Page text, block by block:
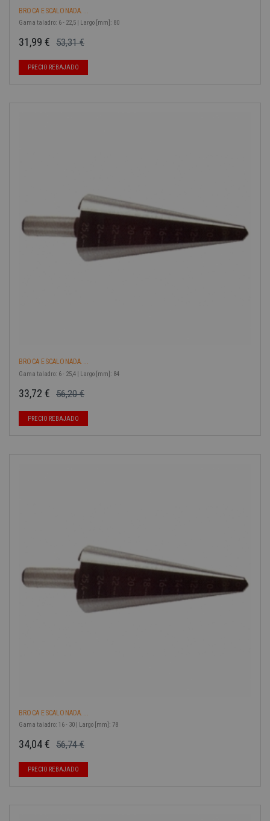
BROCA ESCALONADA....
Gama taladro: 6 - 22,5 | Largo [mm]: 80
53,31 €
31,99 €
PRECIO REBAJADO
BROCA ESCALONADA....
Gama taladro: 6 - 25,4 | Largo [mm]: 84
56,20 €
33,72 €
PRECIO REBAJADO
BROCA ESCALONADA....
Gama taladro: 16 - 30 | Largo [mm]: 78
56,74 €
34,04 €
PRECIO REBAJADO